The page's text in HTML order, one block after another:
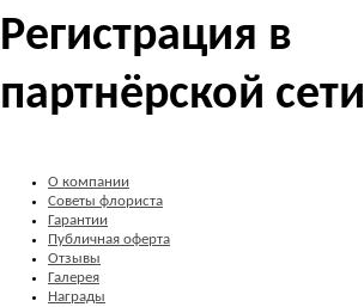
Регистрация в
партнёрской сети
О компании
Советы флориста
Гарантии
Публичная оферта
Отзывы
Галерея
Награды